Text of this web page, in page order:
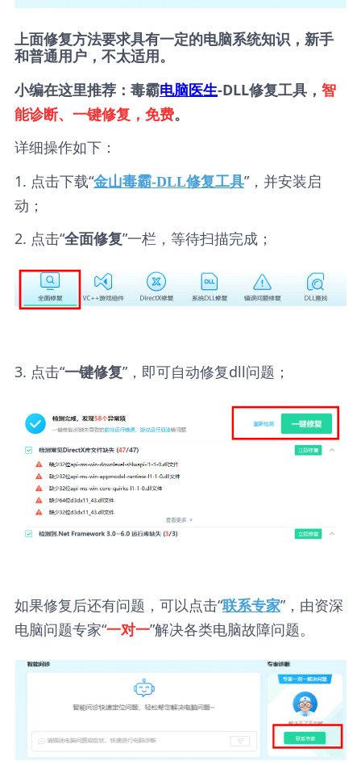
上面修复方法要求具有一定的电脑系统知识，新手
和普通用户，不太适用。
小编在这里推荐：毒霸电脑医生-DLL修复工具， 智
能诊断、一键修复，免费。
详细操作如下：
1. 点击下载“金山毒霸-DLL修复工具”，并安装启
动；
2. 点击“全面修复”一栏，等待扫描完成；
3. 点击“一键修复”，即可自动修复dll问题；
如果修复后还有问题，可以点击“联系专家”，由资深
电脑问题专家“一对一”解决各类电脑故障问题。